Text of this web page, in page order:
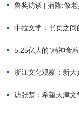
鲁奖访谈 | 蒲隆:像
中拉文学：书页之间
5.25亿人的“精神食
浙江文化观察：新大
访张楚：希望天津文